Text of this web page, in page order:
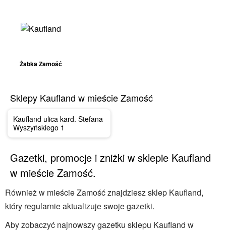
Żabka Zamość
Sklepy Kaufland w mieście Zamość
Kaufland ulica kard. Stefana
Wyszyńskiego 1
Gazetki, promocje i zniżki w sklepie Kaufland
w mieście Zamość.
Również w mieście Zamość znajdziesz sklep Kaufland,
który regularnie aktualizuje swoje gazetki.
Aby zobaczyć najnowszy gazetku sklepu Kaufland w